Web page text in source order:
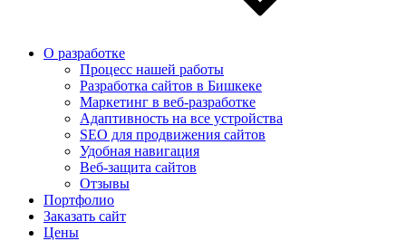
О разработке
Процесс нашей работы
Разработка сайтов в Бишкеке
Маркетинг в веб-разработке
Адаптивность на все устройства
SEO для продвижения сайтов
Удобная навигация
Веб-защита сайтов
Отзывы
Портфолио
Заказать сайт
Цены